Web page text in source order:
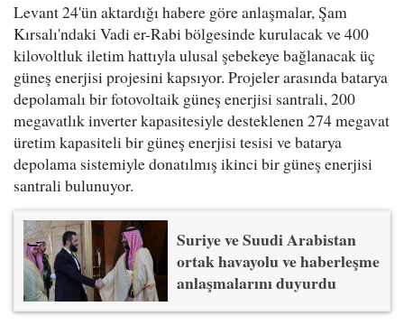
Levant 24'ün aktardığı habere göre anlaşmalar, Şam
Kırsalı'ndaki Vadi er-Rabi bölgesinde kurulacak ve 400
kilovoltluk iletim hattıyla ulusal şebekeye bağlanacak üç
güneş enerjisi projesini kapsıyor. Projeler arasında batarya
depolamalı bir fotovoltaik güneş enerjisi santrali, 200
megavatlık inverter kapasitesiyle desteklenen 274 megavat
üretim kapasiteli bir güneş enerjisi tesisi ve batarya
depolama sistemiyle donatılmış ikinci bir güneş enerjisi
santrali bulunuyor.
Suriye ve Suudi Arabistan
ortak havayolu ve haberleşme
anlaşmalarını duyurdu